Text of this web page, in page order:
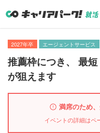
2027年卒 エージェントサービス
推薦枠につき、
最
が狙えます
満席のため
イベントの詳細はペ